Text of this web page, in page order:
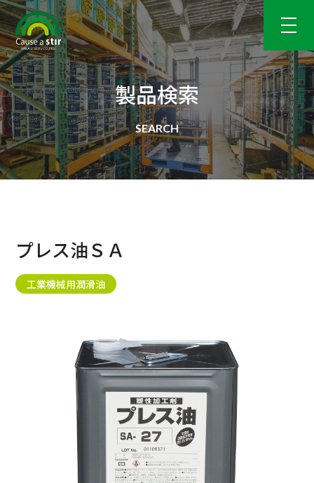
製品検索
プレス油ＳＡ
工業機械用潤滑油